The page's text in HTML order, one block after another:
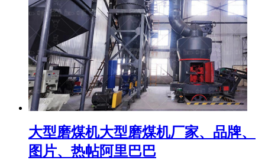
大型磨煤机大型磨煤机厂家、品牌、
图片、热帖阿里巴巴